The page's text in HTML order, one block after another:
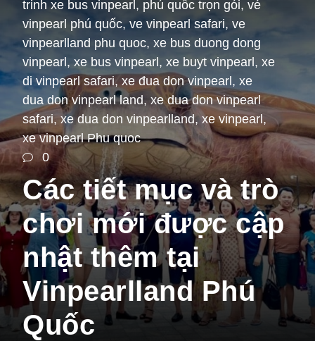
trinh xe bus vinpearl , phú quốc trọn gói, vé
vinpearl phú quốc, ve vinpearl safari, ve
vinpearlland phu quoc, xe bus duong dong
vinpearl , xe bus vinpearl , xe buyt vinpearl , xe
di vinpearl safari, xe đua don vinpearl , xe
dua don vinpearl land, xe dua don vinpearl
safari, xe dua don vinpearlland, xe vinpearl ,
xe vinpearl Phu quoc
0
Các tiết mục và trò
chơi mới được cập
nhật thêm tại
Vinpearlland Phú
Quốc